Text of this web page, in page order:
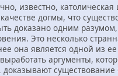
известно, католическая
догмы, что
доказано одним
Это несколько
она является одной из
аргументы,
доказывают существование